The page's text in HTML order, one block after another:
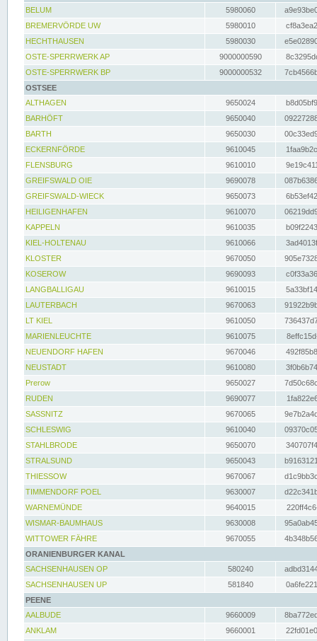
BELUM
5980060
BREMERVÖRDE UW
5980010
HECHTHAUSEN
5980030
OSTE-SPERRWERK AP
9000000590
OSTE-SPERRWERK BP
9000000532
OSTSEE
ALTHAGEN
9650024
BARHÖFT
9650040
BARTH
9650030
ECKERNFÖRDE
9610045
FLENSBURG
9610010
GREIFSWALD OIE
9690078
GREIFSWALD-WIECK
9650073
HEILIGENHAFEN
9610070
KAPPELN
9610035
KIEL-HOLTENAU
9610066
KLOSTER
9670050
KOSEROW
9690093
LANGBALLIGAU
9610015
LAUTERBACH
9670063
LT KIEL
9610050
MARIENLEUCHTE
9610075
NEUENDORF HAFEN
9670046
NEUSTADT
9610080
Prerow
9650027
RUDEN
9690077
SASSNITZ
9670065
SCHLESWIG
9610040
STAHLBRODE
9650070
STRALSUND
9650043
THIESSOW
9670067
TIMMENDORF POEL
9630007
WARNEMÜNDE
9640015
WISMAR-BAUMHAUS
9630008
WITTOWER FÄHRE
9670055
ORANIENBURGER KANAL
SACHSENHAUSEN OP
580240
SACHSENHAUSEN UP
581840
PEENE
AALBUDE
9660009
ANKLAM
9660001